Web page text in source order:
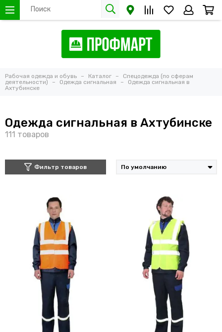
Рабочая одежда и обувь Каталог
Спецодежда (по сферам
деятельности)
Одежда сигнальная
Одежда сигнальная в
Ахтубинске
Одежда сигнальная в Ахтубинске
Фильтр товаров